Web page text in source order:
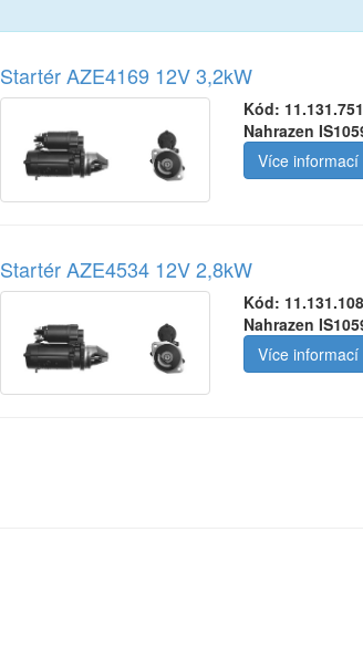
Startér AZE4169 12V 3,2kW
Kód: 11.131.751
Nahrazen
Více informací
Startér AZE4534 12V 2,8kW
Kód: 11.131.108
Nahrazen
Více informací